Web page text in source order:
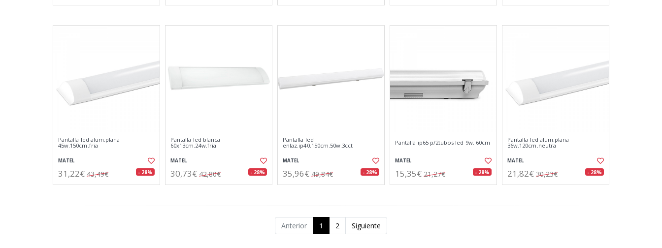
Pantalla led alum.plana
45w.150cm.fria
MATEL
31,22€ 43,49€ - 28%
Pantalla led blanca
60x13cm.24w.fria
MATEL
30,73€ 42,80€ - 28%
Pantalla led
enlaz.ip40.150cm.50w.3cct
MATEL
35,96€ 49,84€ - 28%
Pantalla ip65 p/2tubos led 9w. 60cm
MATEL
15,35€ 21,27€ - 28%
Pantalla led alum.plana
36w.120cm.neutra
MATEL
21,82€ 30,23€ - 28%
Anterior 1 2 Siguiente